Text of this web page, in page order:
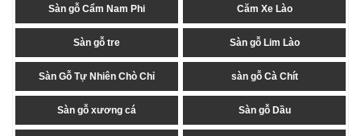
Sàn gỗ Cẩm Nam Phi Căm Xe Lào
Sàn gỗ tre Sàn gỗ Lim Lào
Sàn Gỗ Tự Nhiên Chò Chỉ sàn gỗ Cà Chít
Sàn gỗ xương cá Sàn gỗ Dầu